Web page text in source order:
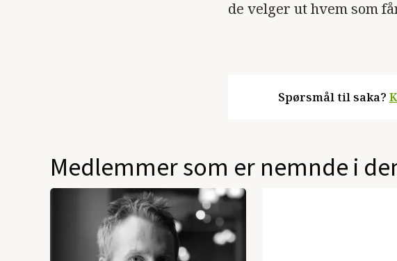
de velger ut hvem som
Spørsmål til saka?
Medlemmer som er nemnde i